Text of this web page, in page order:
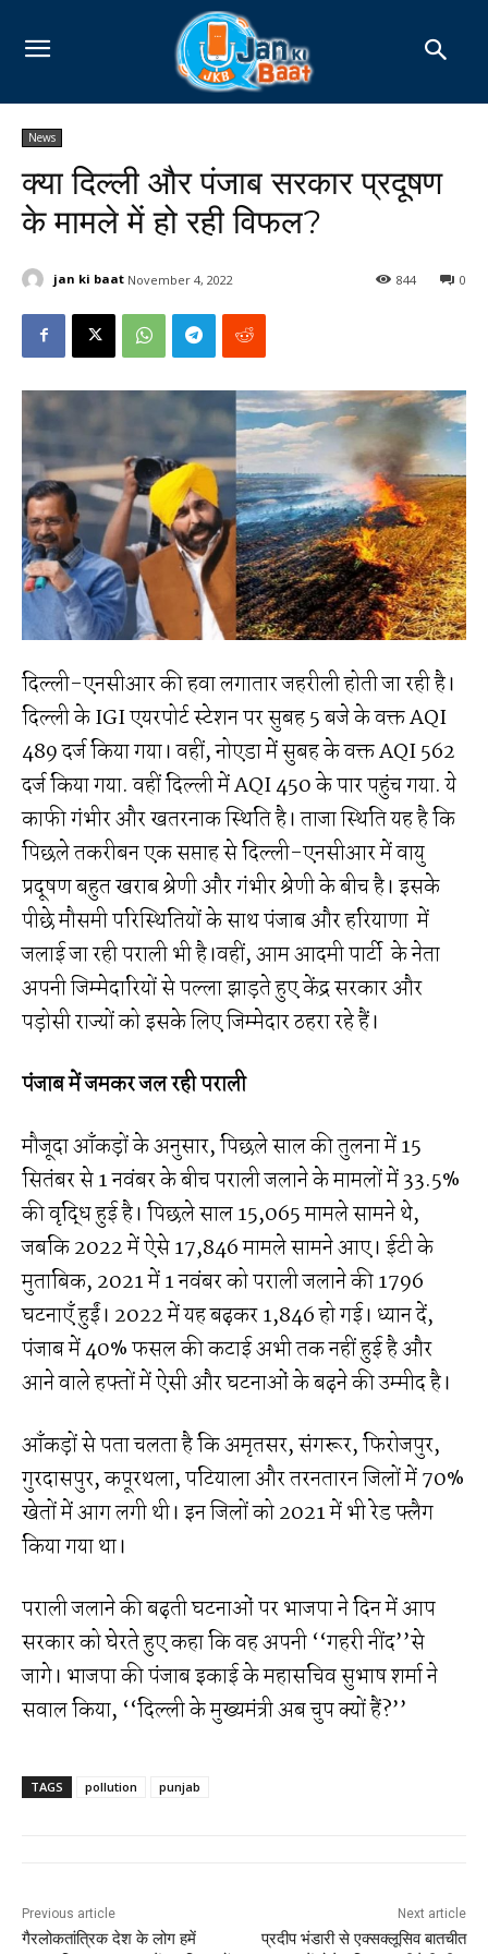
News
क्या दिल्ली और पंजाब सरकार प्रदूषण
के मामले में हो रही विफल?
jan ki baat November 4, 2022 0
844
दिल्ली-एनसीआर की हवा लगातार जहरीली होती जा रही है।
दिल्ली के IGI एयरपोर्ट स्टेशन पर सुबह 5 बजे के वक्त AQI
489 दर्ज किया गया। वहीं, नोएडा में सुबह के वक्त AQI 562
दर्ज किया गया. वहीं दिल्ली में AQI 450 के पार पहुंच गया. ये
काफी गंभीर और खतरनाक स्थिति है। ताजा स्थिति यह है कि
पिछले तकरीबन एक सप्ताह से दिल्ली-एनसीआर में वायु
प्रदूषण बहुत खराब श्रेणी और गंभीर श्रेणी के बीच है। इसके
पीछे मौसमी परिस्थितियों के साथ पंजाब और हरियाणा में
जलाई जा रही पराली भी है।वहीं, आम आदमी पार्टी के नेता
अपनी जिम्मेदारियों से पल्ला झाड़ते हुए केंद्र सरकार और
पड़ोसी राज्यों को इसके लिए ​जिम्मेदार ठहरा रहे हैं।
पंजाब में जमकर जल रही पराली
मौजूदा आँकड़ों के अनुसार, पिछले साल की तुलना में 15
सितंबर से 1 नवंबर के बीच पराली जलाने के मामलों में 33.5%
की वृद्धि हुई है। पिछले साल 15,065 मामले सामने थे,
जबकि 2022 में ऐसे 17,846 मामले सामने आए। ईटी के
मुताबिक, 2021 में 1 नवंबर को पराली जलाने की 1796
घटनाएँ हुईं। 2022 में यह बढ़कर 1,846 हो गई। ध्यान दें,
पंजाब में 40% फसल की कटाई अभी तक नहीं हुई है और
आने वाले हफ्तों में ऐसी और घटनाओं के बढ़ने की उम्मीद है।
आँकड़ों से पता चलता है कि अमृतसर, संगरूर, फिरोजपुर,
गुरदासपुर, कपूरथला, पटियाला और तरनतारन जिलों में 70%
खेतों में आग लगी थी। इन जिलों को 2021 में भी रेड फ्लैग
किया गया था।
पराली जलाने की बढ़ती घटनाओं पर भाजपा ने दिन में आप
सरकार को घेरते हुए कहा कि वह अपनी ‘‘गहरी नींद’’से
जागे। भाजपा की पंजाब इकाई के महासचिव सुभाष शर्मा ने
सवाल किया, ‘‘दिल्ली के मुख्यमंत्री अब चुप क्यों हैं?’’
TAGS pollution punjab
Previous article
गैरलोकतांत्रिक देश के लोग हमें
Next article
प्रदीप भंडारी से एक्सक्लूसिव बातचीत